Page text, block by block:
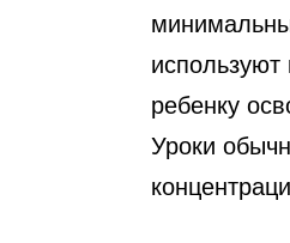
ребенку
Уроки